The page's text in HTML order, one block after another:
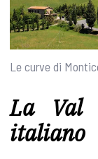
Le curve di
La Val
italiano